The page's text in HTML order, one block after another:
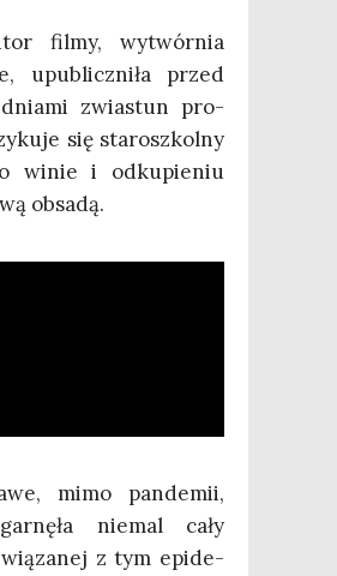
fil­my, wytwór­nia
upu­blicz­ni­ła przed
zwia­stun pro­
się sta­rosz­kol­ny
winie i odku­pie­niu
obsadą.
mimo pan­de­mii,
nie­mal cały
z tym epi­de­